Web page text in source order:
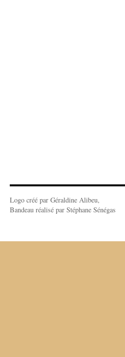
Logo créé par Géraldine Alibeu,
Bandeau réalisé par Stéphane Sénégas